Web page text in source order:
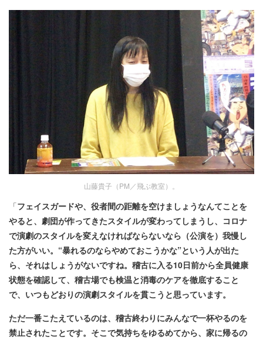
山藤貴子（PM／飛ぶ教室）。
「フェイスガードや、役者間の距離を空けましょうなんてことを
やると、劇団が作ってきたスタイルが変わってしまうし、コロナ
で演劇のスタイルを変えなければならないなら（公演を）我慢し
た方がいい。“暴れるのならやめておこうかな”という人が出た
ら、それはしょうがないですね。稽古に入る10日前から全員健康
状態を確認して、稽古場でも検温と消毒のケアを徹底すること
で、いつもどおりの演劇スタイルを貫こうと思っています。
ただ一番こたえているのは、稽古終わりにみんなで一杯やるのを
禁止されたことです。そこで気持ちをゆるめてから、家に帰るの